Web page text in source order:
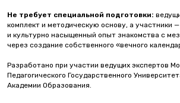
Не требует специальной подготовки:
комплект и методическую основу, а участники
и культурно насыщенный опыт знакомства с
через создание собственного «вечного
Разработано при участии ведущих экспертов
Педагогического Государственного
Академии Образования.